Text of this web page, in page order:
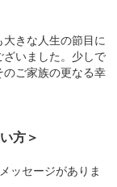
きな人生の節目に
ざいました。少しで
のご家族の更なる幸
方＞
ッセージがありま